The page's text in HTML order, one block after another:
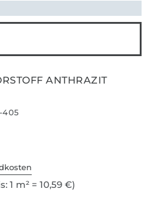
ANTHRAZIT
405
1 m² = 10,59 €)